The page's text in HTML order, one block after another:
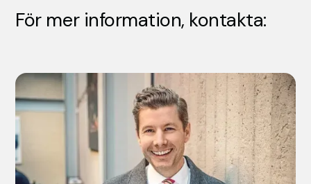
För mer information, kontakta: